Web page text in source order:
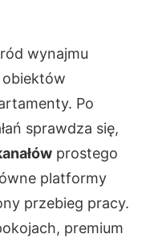
wynajmu
obiektów
Po
sprawdza się,
prostego
platformy
przebieg pracy.
premium